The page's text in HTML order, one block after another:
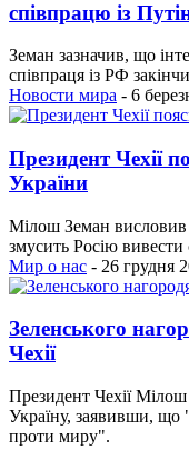
співпрацю із
Земан зазначив, що
співпраця із РФ
Новости мира - 6
Президент Чехії
України
Мілош Земан висловив
змусить Росію вивести
Мир о нас - 26 грудня
Зеленського
Чехії
Президент Чехії Мілош
Україну, заявивши, що
проти миру".